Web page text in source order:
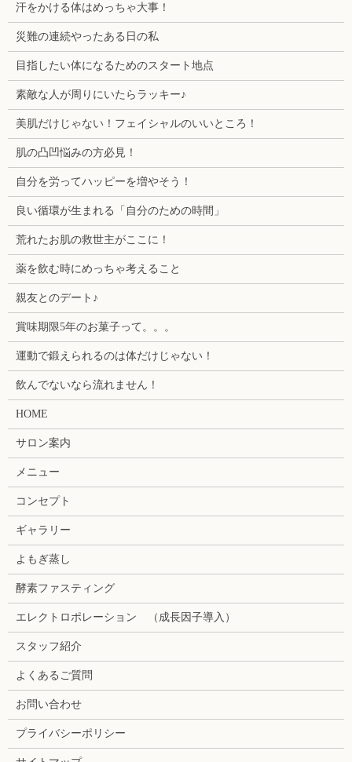
汗をかける体はめっちゃ大事！
災難の連続やったある日の私
目指したい体になるためのスタート地点
素敵な人が周りにいたらラッキー♪
美肌だけじゃない！フェイシャルのいいところ！
肌の凸凹悩みの方必見！
自分を労ってハッピーを増やそう！
良い循環が生まれる「自分のための時間」
荒れたお肌の救世主がここに！
薬を飲む時にめっちゃ考えること
親友とのデート♪
賞味期限5年のお菓子って。。。
運動で鍛えられるのは体だけじゃない！
飲んでないなら流れません！
HOME
サロン案内
メニュー
コンセプト
ギャラリー
よもぎ蒸し
酵素ファスティング
エレクトロポレーション （成長因子導入）
スタッフ紹介
よくあるご質問
お問い合わせ
プライバシーポリシー